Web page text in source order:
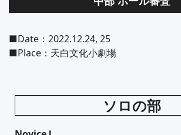
■Date：2022.12.24, 25
■Place：天白文化小劇場
ソロの部